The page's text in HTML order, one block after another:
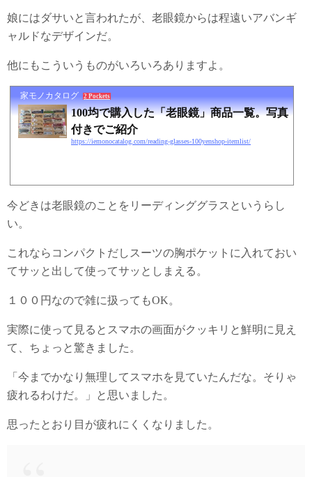
娘にはダサいと言われたが、老眼鏡からは程遠いアバンギ
ャルドなデザインだ。
他にもこういうものがいろいろありますよ。
家モノカタログ 2 Pockets
100均で購入した「老眼鏡」商品一覧。写真
付きでご紹介
https://iemonocatalog.com/reading-glasses-100yenshop-itemlist/
今どきは老眼鏡のことをリーディンググラスというらし
い。
これならコンパクトだしスーツの胸ポケットに入れておい
てサッと出して使ってサッとしまえる。
１００円なので雑に扱ってもOK。
実際に使って見るとスマホの画面がクッキリと鮮明に見え
て、ちょっと驚きました。
「今までかなり無理してスマホを見ていたんだな。そりゃ
疲れるわけだ。」と思いました。
思ったとおり目が疲れにくくなりました。